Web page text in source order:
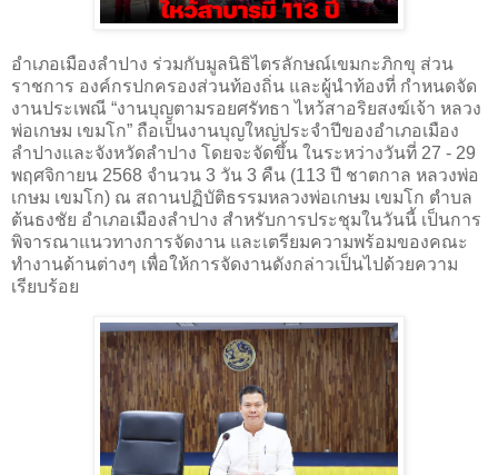
อำเภอเมืองลำปาง ร่วมกับมูลนิธิไตรลักษณ์เขมกะภิกขุ ส่วน
ราชการ องค์กรปกครองส่วนท้องถิ่น และผู้นำท้องที่ กำหนดจัด
งานประเพณี “งานบุญตามรอยศรัทธา ไหว้สาอริยสงฆ์เจ้า หลวง
พ่อเกษม เขมโก” ถือเป็นงานบุญใหญ่ประจำปีของอำเภอเมือง
ลำปางและจังหวัดลำปาง โดยจะจัดขึ้น ในระหว่างวันที่ 27 - 29
พฤศจิกายน 2568 จำนวน 3 วัน 3 คืน (113 ปี ชาตกาล หลวงพ่อ
เกษม เขมโก) ณ สถานปฏิบัติธรรมหลวงพ่อเกษม เขมโก ตำบล
ต้นธงชัย อำเภอเมืองลำปาง สำหรับการประชุมในวันนี้ เป็นการ
พิจารณาแนวทางการจัดงาน และเตรียมความพร้อมของคณะ
ทำงานด้านต่างๆ เพื่อให้การจัดงานดังกล่าวเป็นไปด้วยความ
เรียบร้อย